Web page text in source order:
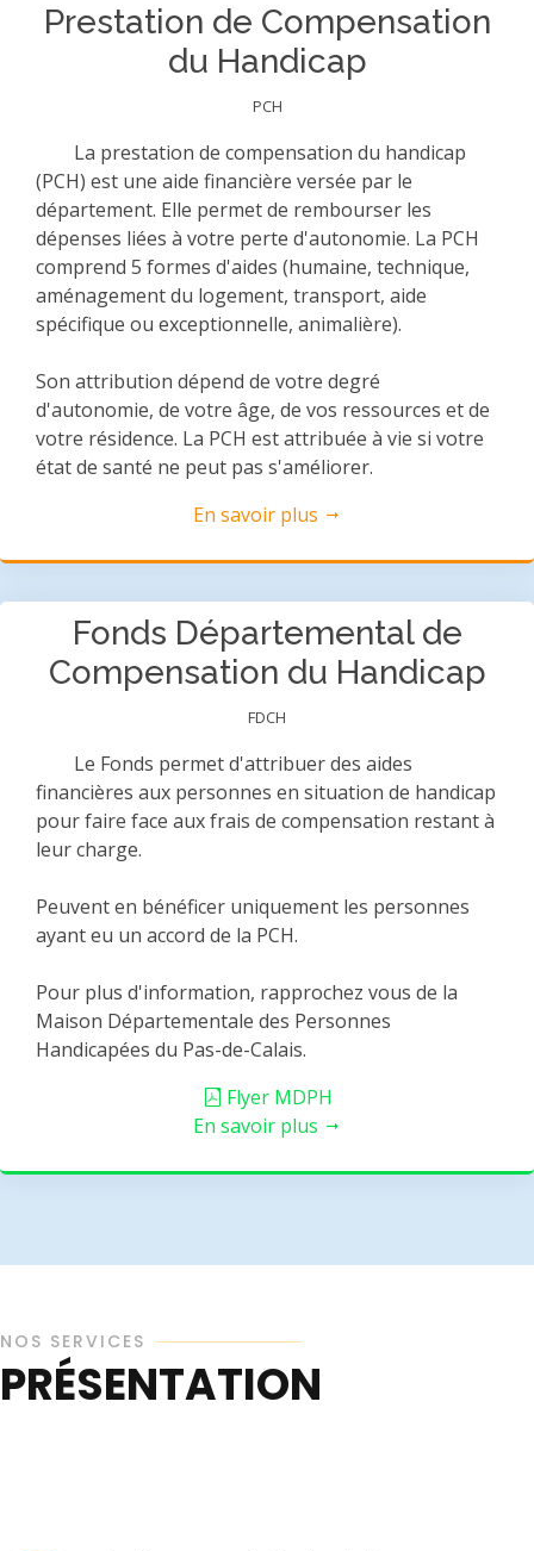
Prestation de Compensation
du Handicap
PCH
La prestation de compensation du handicap
(PCH) est une aide financière versée par le
département. Elle permet de rembourser les
dépenses liées à votre perte d'autonomie. La PCH
comprend 5 formes d'aides (humaine, technique,
aménagement du logement, transport, aide
spécifique ou exceptionnelle, animalière).
Son attribution dépend de votre degré
d'autonomie, de votre âge, de vos ressources et de
votre résidence. La PCH est attribuée à vie si votre
état de santé ne peut pas s'améliorer.
En savoir plus
Fonds Départemental de
Compensation du Handicap
FDCH
Le Fonds permet d'attribuer des aides
financières aux personnes en situation de handicap
pour faire face aux frais de compensation restant à
leur charge.
Peuvent en bénéficer uniquement les personnes
ayant eu un accord de la PCH.
Pour plus d'information, rapprochez vous de la
Maison Départementale des Personnes
Handicapées du Pas-de-Calais.
Flyer MDPH
En savoir plus
NOS SERVICES
PRÉSENTATION